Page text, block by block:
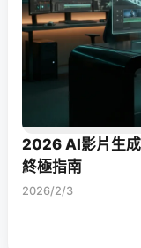
2026 AI影片生
終極指南
2026/2/3